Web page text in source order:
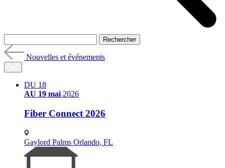
Nouvelles et événements
DU 18
AU 19 mai2026
Fiber Connect 2026
Gaylord Palms Orlando, FL